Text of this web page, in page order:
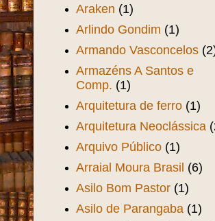
Araken (1)
Arlindo Gondim (1)
Armando Vasconcelos
Armazéns A Santos e
Comp. (1)
Arquitetura de ferro (1)
Arquitetura Neoclássica
Arquivo Público (1)
Arraial Moura Brasil (6)
Asilo Bom Pastor (1)
Asilo de Parangaba (1)